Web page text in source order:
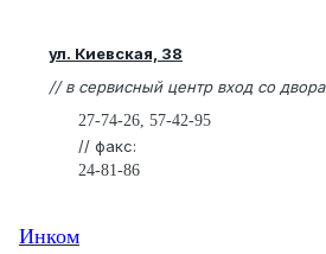
ул. Киевская, 38
// в сервисный центр вход со двора
27-74-26, 57-42-95
// факс:
24-81-86
Инком